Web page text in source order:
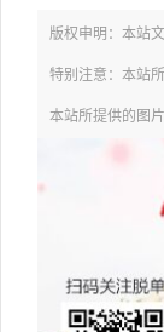
版权申明：本站
特别注意：本站
本站所提供的图